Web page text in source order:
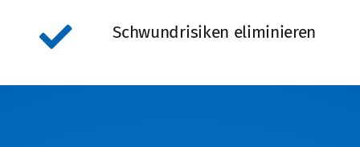
Schwundrisiken eliminieren